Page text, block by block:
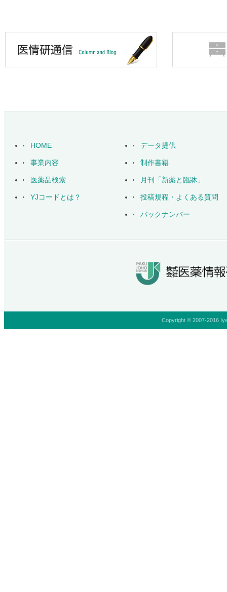
HOME
事業内容
医薬品検索
YJコードとは？
データ提供
制作書籍
月刊「新薬と臨牀」
投稿規程・よくある質問
バックナンバー
Copyright © 2007-2016